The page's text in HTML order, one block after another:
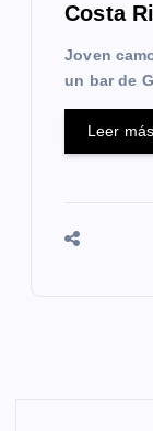
Costa
Joven
un bar de
Leer más